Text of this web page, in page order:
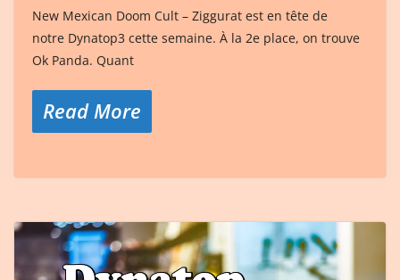
New Mexican Doom Cult – Ziggurat est en tête de
notre Dynatop3 cette semaine. À la 2e place, on trouve
Ok Panda. Quant
Read More